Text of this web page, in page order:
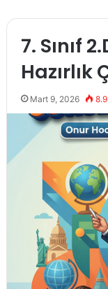
7. Sınıf
Hazırlık
Mart 9, 2026